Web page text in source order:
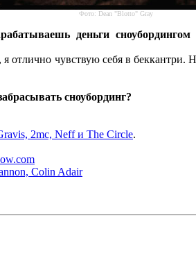
Фото: Dean "Blotto" Gray
деньги
отлично чувствую себя в беккантри.
сноубординг?
2mc, Neff и The Circle.
Colin Adair